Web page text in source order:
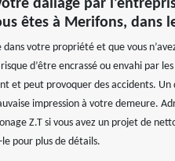
dallage par
êtes à Merifons, dans
dans votre propriété et que vous
d’être encrassé ou envahi par les
et peut provoquer des accidents.
impression à votre demeure.
Z.T si vous avez un projet de
pour plus de détails.